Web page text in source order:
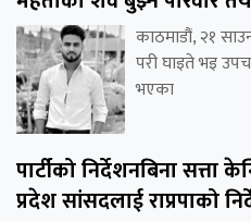
काठमाडौं, २१
परी घाइते भइ
भएका
पार्टीको निर्देशनबिना सत्ता
प्रदेश सांसदलाई राप्रपाको